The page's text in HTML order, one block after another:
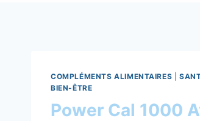
COMPLÉMENTS ALIMENTAIRES |
BIEN-ÊTRE
Power Cal 1000